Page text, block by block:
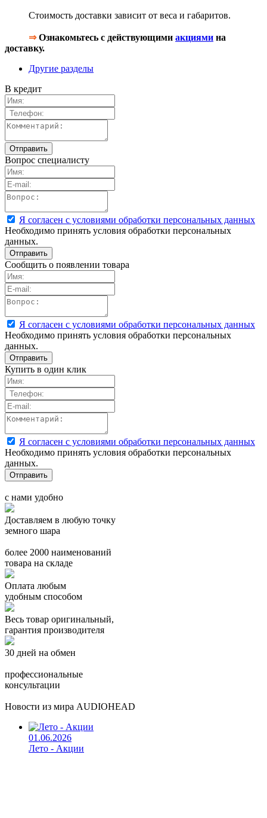
Стоимость доставки зависит от веса и габаритов.
⇒Ознакомьтесь с действующими акциями на
доставку.
Другие разделы
В кредит
Вопрос специалисту
Я согласен с условиями обработки персональных данных
Необходимо принять условия обработки персональных
данных.
Сообщить о появлении товара
Я согласен с условиями обработки персональных данных
Необходимо принять условия обработки персональных
данных.
Купить в один клик
Я согласен с условиями обработки персональных данных
Необходимо принять условия обработки персональных
данных.
с нами удобно
Доставляем в любую точку
земного шара
более 2000 наименований
товара на складе
Оплата любым
удобным способом
Весь товар оригинальный,
гарантия производителя
30 дней на обмен
профессиональные
консультации
Новости из мира AUDIOHEAD
01.06.2026
Лето - Акции